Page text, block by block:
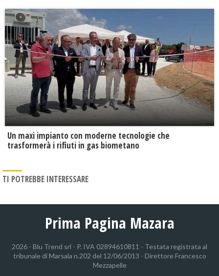
Un maxi impianto con moderne tecnologie che
trasformerà i rifiuti in gas biometano
TI POTREBBE INTERESSARE
Prima Pagina Mazara
2026 - Blu Trend srl - P. IVA 02894610811 - Testata registrata al
tribunale di Marsala n.202 del 12/06/2013 - Direttore Francesco
Mezzapelle